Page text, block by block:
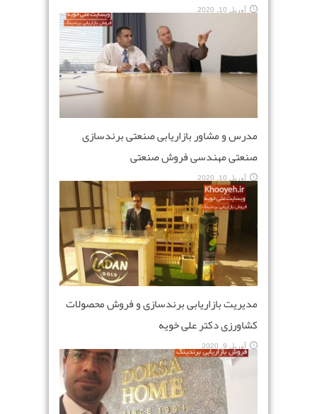
آوریل 10, 2020
مدرس و مشاور بازاریابی صنعتی برندسازی
صنعتی مهندسی فروش صنعتی
آوریل 10, 2020
مدیریت بازاریابی برندسازی و فروش محصولات
کشاورزی دکتر علی خویه
آوریل 9, 2020